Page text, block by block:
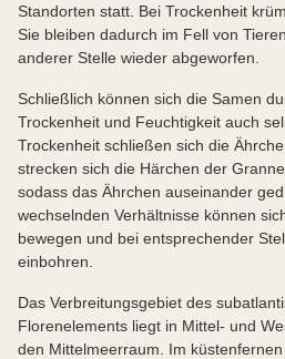
Standorten statt. Bei Trockenheit
Sie bleiben dadurch im Fell von
anderer Stelle wieder abgeworfen.
Schließlich können sich die Samen
Trockenheit und Feuchtigkeit auch
Trockenheit schließen sich die
strecken sich die Härchen der
sodass das Ährchen auseinander
wechselnden Verhältnisse können
bewegen und bei entsprechender
einbohren.
Das Verbreitungsgebiet des
Florenelements liegt in Mittel- und
den Mittelmeerraum. Im